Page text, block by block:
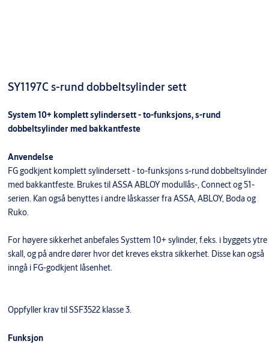
SY1197C s-rund dobbeltsylinder sett
System 10+ komplett sylindersett - to-funksjons, s-rund
dobbeltsylinder med bakkantfeste
Anvendelse
FG godkjent komplett sylindersett - to-funksjons s-rund dobbeltsylinder
med bakkantfeste. Brukes til ASSA ABLOY modullås-, Connect og 51-
serien. Kan også benyttes i andre låskasser fra ASSA, ABLOY, Boda og
Ruko.
For høyere sikkerhet anbefales Systtem 10+ sylinder, f.eks. i byggets ytre
skall, og på andre dører hvor det kreves ekstra sikkerhet. Disse kan også
inngå i FG-godkjent låsenhet.
Oppfyller krav til SSF3522 klasse 3.
Funksjon